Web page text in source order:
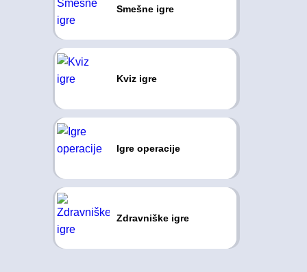
Smešne igre
Kviz igre
Igre operacije
Zdravniške igre